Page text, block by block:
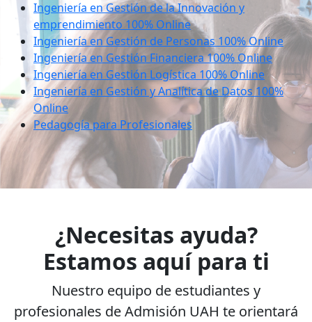
Ingeniería en Gestión de la Innovación y
emprendimiento 100% Online
Ingeniería en Gestión de Personas 100% Online
Ingeniería en Gestión Financiera 100% Online
Ingeniería en Gestión Logística 100% Online
Ingeniería en Gestión y Analítica de Datos 100%
Online
Pedagogía para Profesionales
¿Necesitas ayuda?
Estamos aquí para ti
Nuestro equipo de estudiantes y
profesionales de Admisión UAH te orientará